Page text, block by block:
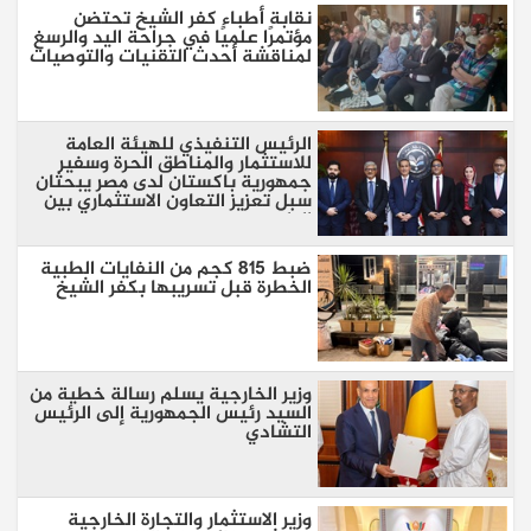
نقابة أطباء كفر الشيخ تحتضن
مؤتمرًا علميًا في جراحة اليد والرسغ
لمناقشة أحدث التقنيات والتوصيات
الرئيس التنفيذي للهيئة العامة
للاستثمار والمناطق الحرة وسفير
جمهورية باكستان لدى مصر يبحثان
سبل تعزيز التعاون الاستثماري بين
البلدين
ضبط 815 كجم من النفايات الطبية
الخطرة قبل تسريبها بكفر الشيخ
وزير الخارجية يسلم رسالة خطية من
السيد رئيس الجمهورية إلى الرئيس
التشادي
وزير الاستثمار والتجارة الخارجية